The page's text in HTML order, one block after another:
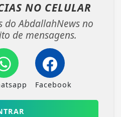
NO CELULAR
do AbdallahNews no
de mensagens.
Facebook